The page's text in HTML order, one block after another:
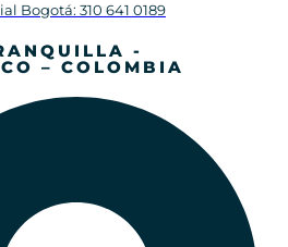
Bogotá: 310 641 0189
-
– COLOMBIA